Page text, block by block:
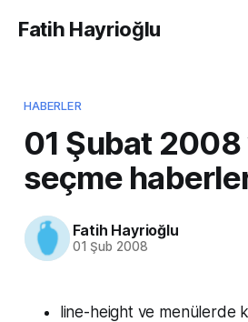
Fatih Hayrioğlu
HABERLER
01 Şubat
seçme
Fatih Hayrioğlu
01 Şub 2008
line-height ve menülerde